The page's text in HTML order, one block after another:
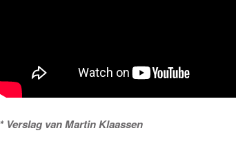
* Verslag van Martin Klaassen